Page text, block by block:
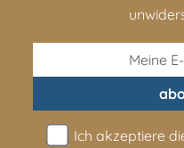
Ich akzeptiere